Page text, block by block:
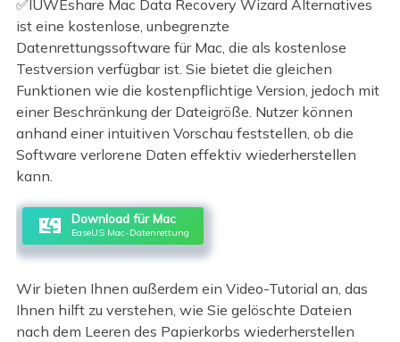
✅IUWEshare Mac Data Recovery Wizard Alternatives
ist eine kostenlose, unbegrenzte
Datenrettungssoftware für Mac, die als kostenlose
Testversion verfügbar ist. Sie bietet die gleichen
Funktionen wie die kostenpflichtige Version, jedoch mit
einer Beschränkung der Dateigröße. Nutzer können
anhand einer intuitiven Vorschau feststellen, ob die
Software verlorene Daten effektiv wiederherstellen
kann.
Download für Mac
EaseUS Mac-Datenrettung
Wir bieten Ihnen außerdem ein Video-Tutorial an, das
Ihnen hilft zu verstehen, wie Sie gelöschte Dateien
nach dem Leeren des Papierkorbs wiederherstellen